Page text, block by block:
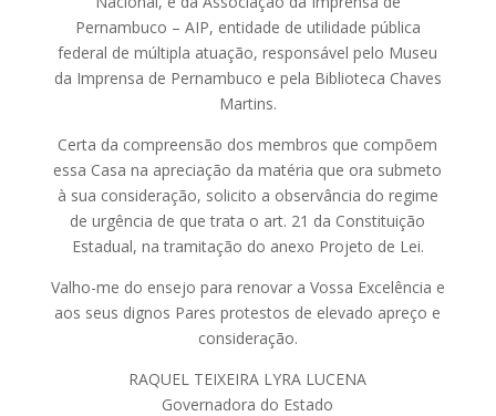
Pernambuco – AIP, entidade de utilidade pública
federal de múltipla atuação, responsável pelo Museu
da Imprensa de Pernambuco e pela Biblioteca Chaves
Martins.
Certa da compreensão dos membros que compõem
essa Casa na apreciação da matéria que ora submeto
à sua consideração, solicito a observância do regime
de urgência de que trata o art. 21 da Constituição
Estadual, na tramitação do anexo Projeto de Lei.
Valho-me do ensejo para renovar a Vossa Excelência e
aos seus dignos Pares protestos de elevado apreço e
consideração.
RAQUEL TEIXEIRA LYRA LUCENA
Governadora do Estado